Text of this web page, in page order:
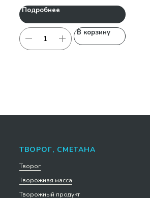
Подробнее
В корзину
ТВОРОГ, СМЕТАНА
Творог
Творожная масса
Творожный продукт